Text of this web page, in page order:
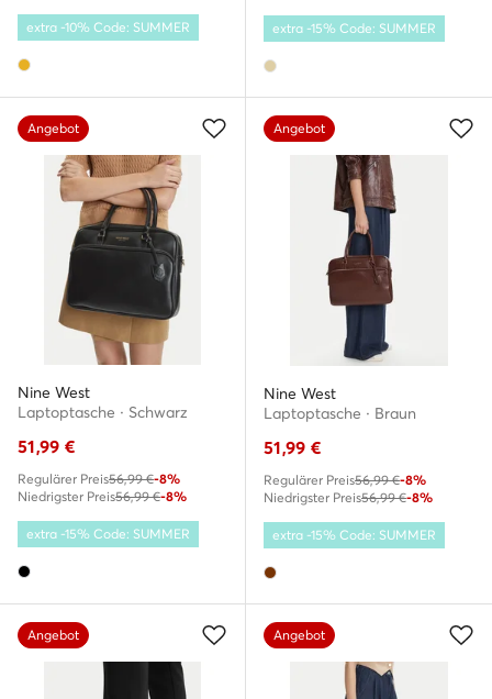
extra -10% Code: SUMMER extra -15% Code: SUMMER
Angebot
Nine West
Laptoptasche · Schwarz
51,99 €
Regulärer Preis56,99 €-8%
Niedrigster Preis56,99 €-8%
extra -15% Code: SUMMER
Angebot
Nine West
Laptoptasche · Braun
51,99 €
Regulärer Preis56,99 €-8%
Niedrigster Preis56,99 €-8%
extra -15% Code: SUMMER
Angebot Angebot